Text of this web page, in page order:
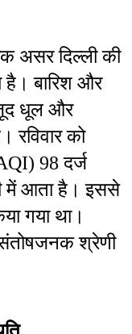
असर दिल्ली की
है। बारिश और
धूल और
को
98 दर्ज
में आता है। इससे
गया था।
संतोषजनक श्रेणी